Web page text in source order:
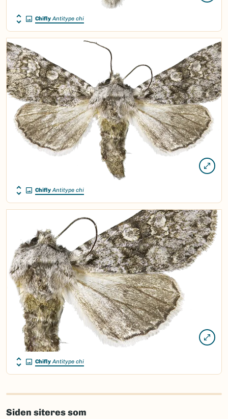
Chifly Antitype chi
Chifly Antitype chi
Chifly Antitype chi
Siden siteres som